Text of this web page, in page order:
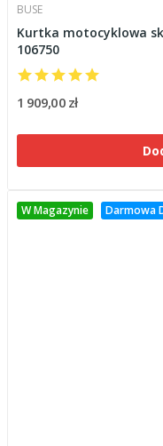
BUSE
Kurtka motocyklowa
106750
1 909,00 zł
W Magazynie Darmowa